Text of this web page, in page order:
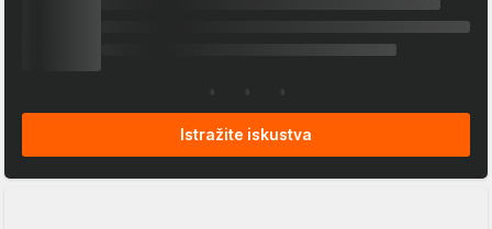
Istražite iskustva